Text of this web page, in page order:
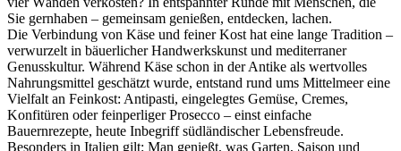
Sie gernhaben – gemeinsam genießen, entdecken, lachen.
Die Verbindung von Käse und feiner Kost hat eine lange Tradition –
verwurzelt in bäuerlicher Handwerkskunst und mediterraner
Genusskultur. Während Käse schon in der Antike als wertvolles
Nahrungsmittel geschätzt wurde, entstand rund ums Mittelmeer eine
Vielfalt an Feinkost: Antipasti, eingelegtes Gemüse, Cremes,
Konfitüren oder feinperliger Prosecco – einst einfache
Bauernrezepte, heute Inbegriff südländischer Lebensfreude.
Besonders in Italien gilt: Man genießt, was Garten, Saison und